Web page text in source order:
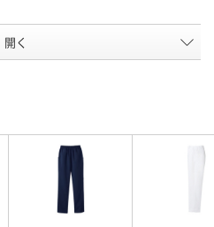
開く